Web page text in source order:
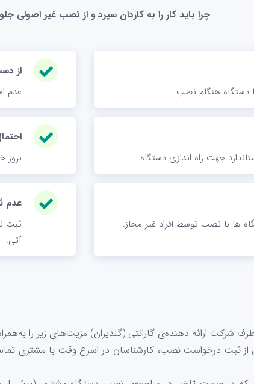
چرا باید کار را به کاردان سپرد و از نصب غیر اصولی
دستگاه هنگام نصب.
از
عدم
جهت راه اندازی دستگاه.
بروز
ها با نصب توسط افراد غیر مجاز.
عدم
ثبت
آتی.
شرکت ارائه دهنده‌ی گارانتی (گلدیران) مزیت‌های زیر را
ثبت درخواست نصب، کارشناسان در اسرع وقت با مشتری